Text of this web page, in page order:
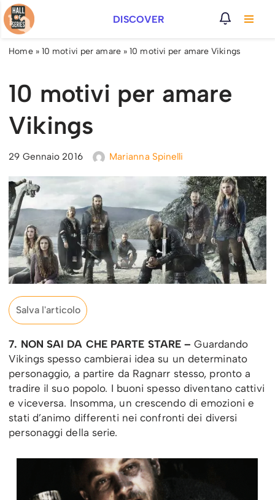
Vai
al
DISCOVER
Home» 10 motivi per amare»10 motivi per amare Vikings
10 motivi per amare
Vikings
29 Gennaio 2016 Marianna Spinelli
Salva l'articolo
7. NON SAI DA CHE PARTE STARE – Guardando
Vikings spesso cambierai idea su un determinato
personaggio, a partire da Ragnarr stesso, pronto a
tradire il suo popolo. I buoni spesso diventano cattivi
e viceversa. Insomma, un crescendo di emozioni e
stati d’animo differenti nei confronti dei diversi
personaggi della serie.